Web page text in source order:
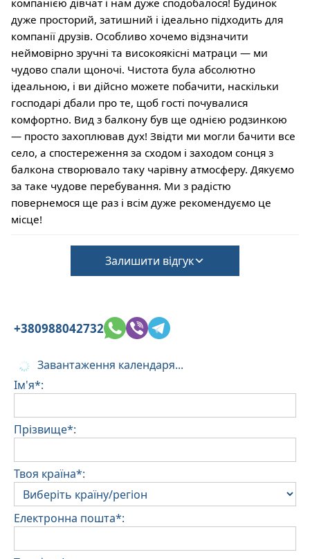
компанією дівчат і нам дуже сподобалося! Будинок
дуже просторий, затишний і ідеально підходить для
компанії друзів. Особливо хочемо відзначити
неймовірно зручні та високоякісні матраци — ми
чудово спали щоночі. Чистота була абсолютно
ідеальною, і ви дійсно можете побачити, наскільки
господарі дбали про те, щоб гості почувалися
комфортно. Вид з балкону був ще однією родзинкою
— просто захоплював дух! Звідти ми могли бачити все
село, а спостереження за сходом і заходом сонця з
балкона створювало таку чарівну атмосферу. Дякуємо
за таке чудове перебування. Ми з радістю
повернемося ще раз і всім дуже рекомендуємо це
місце!
Залишити відгук
+380988042732
Завантаження календаря...
Ім'я*:
Прізвище*:
Твоя країна*:
Електронна пошта*: